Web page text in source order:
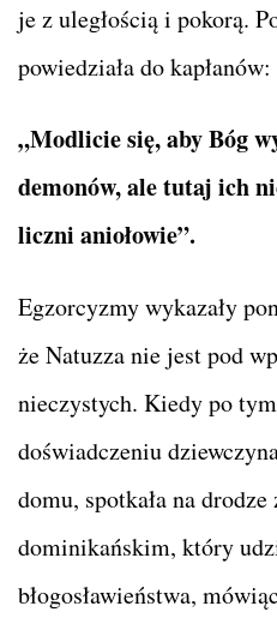
je z uległością i pokorą.
powiedziała do kapłanów:
„Modlicie się, aby Bóg
demonów, ale tutaj ich
liczni aniołowie”.
Egzorcyzmy wykazały
że Natuzza nie jest pod
nieczystych. Kiedy po
doświadczeniu
domu, spotkała na
dominikańskim, który
błogosławieństwa,